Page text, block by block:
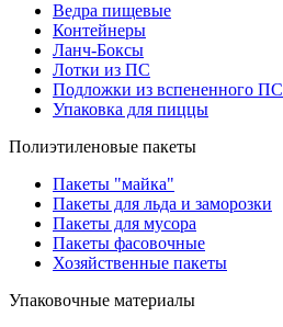
Ведра пищевые
Контейнеры
Ланч-Боксы
Лотки из ПС
Подложки из вспененного ПС
Упаковка для пиццы
Полиэтиленовые пакеты
Пакеты "майка"
Пакеты для льда и заморозки
Пакеты для мусора
Пакеты фасовочные
Хозяйственные пакеты
Упаковочные материалы